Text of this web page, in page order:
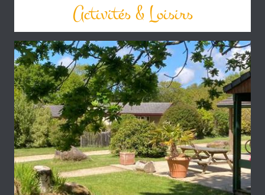
Activités & Loisirs